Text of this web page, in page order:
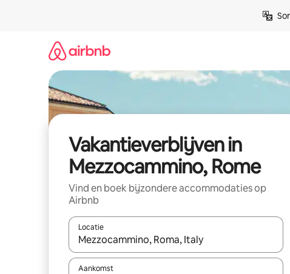
Vakantieverblijven in
Mezzocammino, Rome
Vind en boek bijzondere accommodaties op
Airbnb
Locatie
Wanneer er resultaten beschikbaar zijn, maak je een
Aankomst